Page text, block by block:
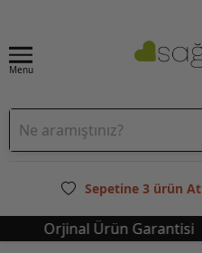
Menu
Sepetine 3 ürün At
Orjinal Ürün Garantisi